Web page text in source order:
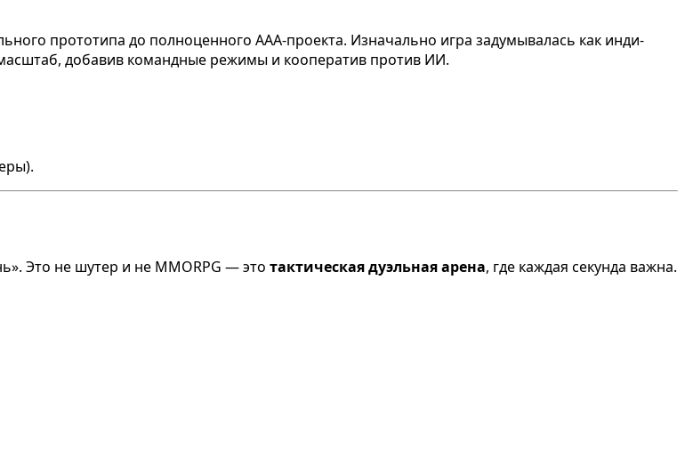
прототипа до полноценного AAA-проекта. Изначально игра задумывалась как инди-
добавив командные режимы и кооператив против ИИ.
Это не шутер и не MMORPG — это тактическая дуэльная арена, где каждая секунда важна.